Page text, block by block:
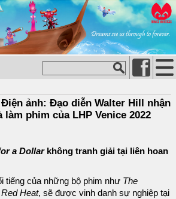
ảnh: Đạo diễn Walter Hill nhận
làm phim của LHP Venice 2022
a Dollarkhông tranh giải tại liên hoan
tiếng của những bộ phim như The
Red Heat, sẽ được vinh danh sự nghiệp tại